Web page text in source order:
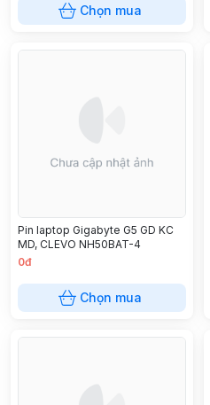
Chọn mua
Pin laptop Gigabyte G5 GD KC
MD, CLEVO NH50BAT-4
0đ
Chọn mua